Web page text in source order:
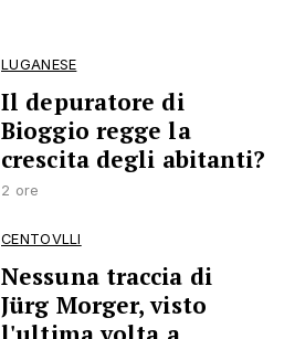
LUGANESE
Il depuratore di
Bioggio regge la
crescita degli abitanti?
2 ore
CENTOVLLI
Nessuna traccia di
Jürg Morger, visto